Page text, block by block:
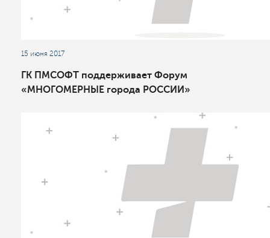
15 июня 2017
ГК ПМСОФТ поддерживает Форум
«МНОГОМЕРНЫЕ города РОССИИ»